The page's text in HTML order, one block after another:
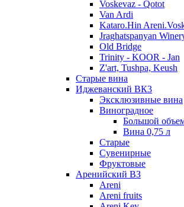
Voskevaz - Qotot
Van Ardi
Kataro.Hin
Jraghatspanyan
Old Bridge
Trinity - KOOR - Jan
Z'art, Tushpa, Keush
Старые вина
Иджеванский ВК3
Эксклюзивные вина
Виноградное
Большой
Вина 0,75 л
Старые
Сувенирные
Фруктовые
Аренийский ВЗ
Areni
Areni fruits